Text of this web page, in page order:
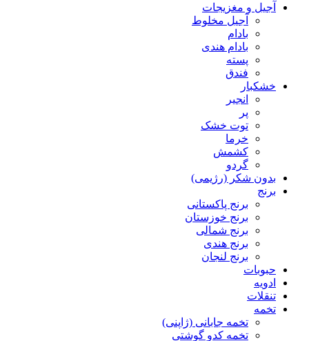
آجیل و مغزیجات
آجیل مخلوط
بادام
بادام هندی
پسته
فندق
خشکبار
انجیر
پر
توت خشک
خرما
کشمش
گردو
بدون شکر (رژیمی)
برنج
برنج پاکستانی
برنج خوزستان
برنج شمالی
برنج هندی
برنج لنجان
حبوبات
ادویه
تنقلات
تخمه
تخمه جابانی (ژاپنی)
تخمه کدو گوشتی